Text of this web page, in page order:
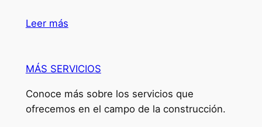
Leer más
MÁS SERVICIOS
Conoce más sobre los servicios que
ofrecemos en el campo de la construcción.